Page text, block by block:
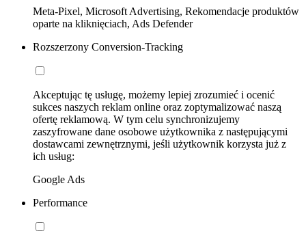
Meta-Pixel, Microsoft Advertising, Rekomendacje produktów
oparte na kliknięciach, Ads Defender
Rozszerzony Conversion-Tracking
Akceptując tę usługę, możemy lepiej zrozumieć i ocenić
sukces naszych reklam online oraz zoptymalizować naszą
ofertę reklamową. W tym celu synchronizujemy
zaszyfrowane dane osobowe użytkownika z następującymi
dostawcami zewnętrznymi, jeśli użytkownik korzysta już z
ich usług:
Google Ads
Performance